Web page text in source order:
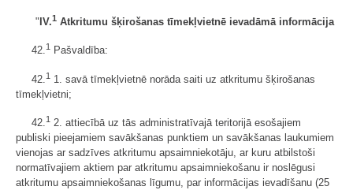
" IV.1Atkritumu šķirošanas tīmekļvietnē ievadāmā informācija
42.1 Pašvaldība:
42. 1 1. savā tīmekļvietnē norāda saiti uz atkritumu šķirošanas
tīmekļvietni;
42.1 2. attiecībā uz tās administratīvajā teritorijā esošajiem
publiski pieejamiem savākšanas punktiem un savākšanas laukumiem
vienojas ar sadzīves atkritumu apsaimniekotāju, ar kuru atbilstoši
normatīvajiem aktiem par atkritumu apsaimniekošanu ir noslēgusi
atkritumu apsaimniekošanas līgumu, par informācijas ievadīšanu (25